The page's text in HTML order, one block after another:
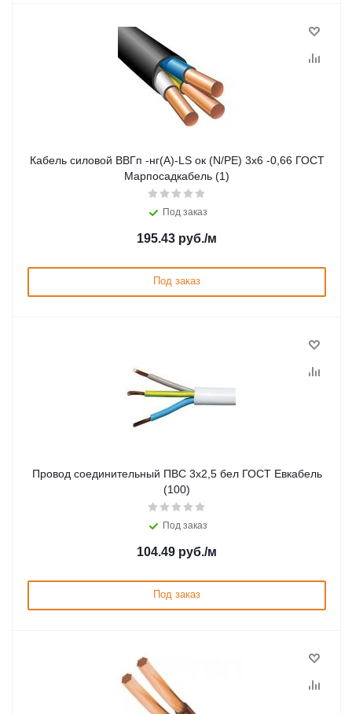
Кабель силовой ВВГп -нг(А)-LS ок (N/PE) 3х6 -0,66 ГОСТ
Марпосадкабель (1)
Под заказ
195.43 руб./м
Под заказ
Провод соединительный ПВС 3х2,5 бел ГОСТ Евкабель
(100)
Под заказ
104.49 руб./м
Под заказ